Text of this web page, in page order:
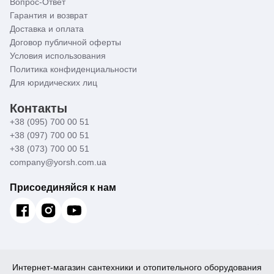
Дозатор для жидкого мыла встраиваемый: для него
необходимо сделать отверстие в столешнице. Объем
дозатора - 300 мл.
Раздвижная сушка для посуды, которая накладывается
на мойку, имеет размер 44,5х21,5х9 см.
Цвет всех элементов - стальной. Общий вес коробки
-10,6 кг.
Гарантия и возврат
Доставка и оплата
Договор публичной оферты
Условия использования
Политика конфиденциальности
Для юридических лиц
Контакты
+38 (095) 700 00 51
+38 (097) 700 00 51
+38 (073) 700 00 51
company@yorsh.com.ua
Присоединяйся к нам
Интернет-магазин сантехники и отопительного оборудования